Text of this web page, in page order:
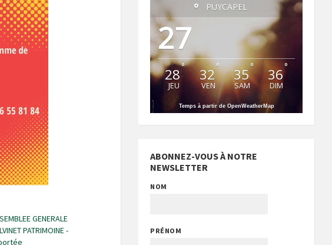
GENERALE
PATRIMOINE -
PUYCAPEL
27
°
28°
JEU
32°
VEN
35°
SAM
36°
DIM
Temps à partir de OpenWeatherMap
ABONNEZ-VOUS À NOTRE
NEWSLETTER
NOM
PRÉNOM